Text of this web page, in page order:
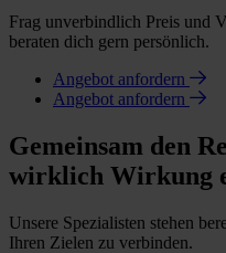
Frag unverbindlich Preis und
beraten dich gern persönlich.
Angebot anfordern
Angebot anfordern
Gemeinsam den
wirklich Wirkung
Unsere Spezialisten stehen
Ihren Zielen zu verbinden.